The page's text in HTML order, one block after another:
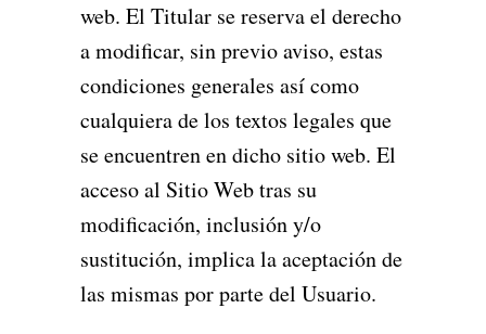
web. El Titular se reserva el derecho
a modificar, sin previo aviso, estas
condiciones generales así como
cualquiera de los textos legales que
se encuentren en dicho sitio web. El
acceso al Sitio Web tras su
modificación, inclusión y/o
sustitución, implica la aceptación de
las mismas por parte del Usuario.